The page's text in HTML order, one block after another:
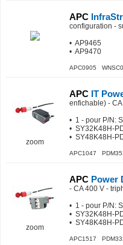
APC
configuration -
• AP9465
• AP9470
APC0905
zoom
APC IT
enfichable) -
• 1 - pour P/N:
• SY32K48H-
• SY48K48H-
APC1047
zoom
APC Power
- CA 400 V -
• 1 - pour P/N:
• SY32K48H-
• SY48K48H-
APC1517